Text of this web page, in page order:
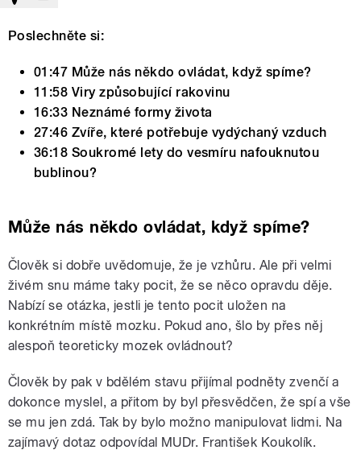
Poslechněte si:
01:47 Může nás někdo ovládat, když spíme?
11:58 Viry způsobující rakovinu
16:33 Neznámé formy života
27:46 Zvíře, které potřebuje vydýchaný vzduch
36:18 Soukromé lety do vesmíru nafouknutou
bublinou?
Může nás někdo ovládat, když spíme?
Člověk si dobře uvědomuje, že je vzhůru. Ale při velmi
živém snu máme taky pocit, že se něco opravdu děje.
Nabízí se otázka, jestli je tento pocit uložen na
konkrétním místě mozku. Pokud ano, šlo by přes něj
alespoň teoreticky mozek ovládnout?
Člověk by pak v bdělém stavu přijímal podněty zvenčí a
dokonce myslel, a přitom by byl přesvědčen, že spí a vše
se mu jen zdá. Tak by bylo možno manipulovat lidmi. Na
zajímavý dotaz odpovídal MUDr. František Koukolík.